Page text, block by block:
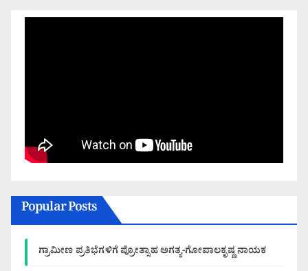
Popular Posts
ಗ್ರಾಮೀಣ ಪ್ರತಿಭೆಗಳಿಗೆ ಪ್ರೋತ್ಸಾಹ ಅಗತ್ಯ-ಗೋಪಾಲಕೃಷ್ಣ ನಾಯಕ